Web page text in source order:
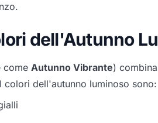
dell'Autunno
come Autunno Vibrante)
colori dell'autunno luminoso sono: